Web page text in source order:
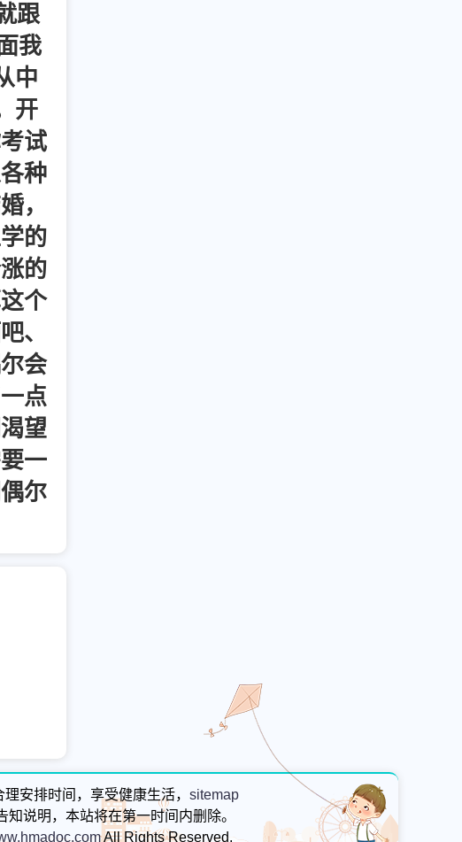
跟
我
中
开
试
种
，
的
的
个
、
会
点
望
一
尔
安排时间，享受健康生活， sitemap
说明，本站将在第一时间内删除。
All Rights Reserved.